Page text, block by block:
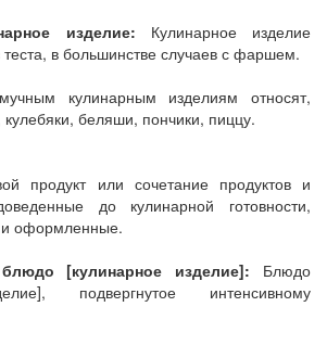
изделие: Кулинарное изделие
в большинстве случаев с фаршем.
кулинарным изделиям относят,
беляши, пончики, пиццу.
продукт или сочетание продуктов и
до кулинарной готовности,
оформленные.
[кулинарное изделие]: Блюдо
подвергнутое интенсивному